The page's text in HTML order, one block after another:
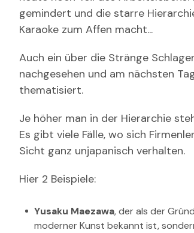
gemindert und die starre
Karaoke zum Affen macht...
Auch ein über die Stränge
nachgesehen und am nächsten
thematisiert.
Je höher man in der Hierarchie
Es gibt viele Fälle, wo sich
Sicht ganz unjapanisch verhalten.
Hier 2 Beispiele:
Yusaku Maezawa, der als der
moderner Kunst bekannt ist,